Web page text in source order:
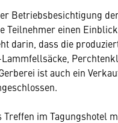
Betriebsbesichtigung
Teilnehmer einen
darin, dass die
ist auch ein
im Tagungshotel